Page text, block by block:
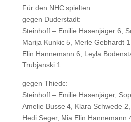
Für den NHC spielten:
gegen Duderstadt:
Steinhoff – Emilie Hasenjäger 6,
Marija Kunkic 5, Merle Gebhardt
Elin Hannemann 6, Leyla
Trubjanski 1
gegen Thiede:
Steinhoff – Emilie Hasenjäger,
Amelie Busse 4, Klara Schwede
Hedi Seger, Mia Elin Hannemann